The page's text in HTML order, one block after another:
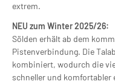
extrem.
NEU zum Winter 2025/26:
Sölden erhält ab dem
Pistenverbindung. Die
kombiniert, wodurch die
schneller und